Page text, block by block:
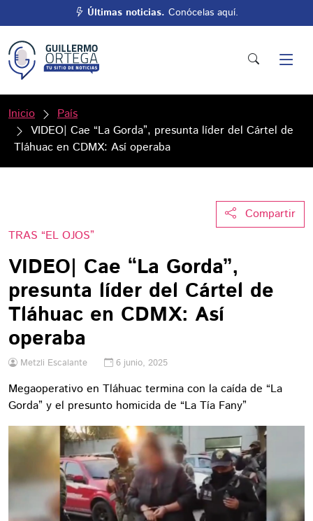
Últimas noticias. Conócelas aquí.
Inicio
País
VIDEO| Cae “La Gorda”, presunta líder del Cártel de
Tláhuac en CDMX: Así operaba
Compartir
TRAS “EL OJOS”
VIDEO| Cae “La Gorda”,
presunta líder del Cártel de
Tláhuac en CDMX: Así
operaba
Metzli Escalante 6 junio, 2025
Megaoperativo en Tláhuac termina con la caída de “La
Gorda” y el presunto homicida de “La Tía Fany”